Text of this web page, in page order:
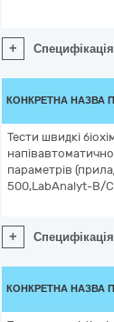
+
КОНКРЕТНА НАЗВА
Тести швидкі
параметрів
500,LabAnalyt-В/
+
КОНКРЕТНА НАЗВА